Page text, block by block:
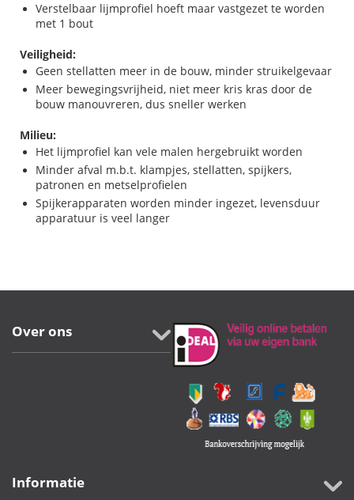
Verstelbaar lijmprofiel hoeft maar vastgezet te worden
met 1 bout
Veiligheid:
Geen stellatten meer in de bouw, minder struikelgevaar
Meer bewegingsvrijheid, niet meer kris kras door de
bouw manouvreren, dus sneller werken
Milieu:
Het lijmprofiel kan vele malen hergebruikt worden
Minder afval m.b.t. klampjes, stellatten, spijkers,
patronen en metselprofielen
Spijkerapparaten worden minder ingezet, levensduur
apparatuur is veel langer
Over ons
Informatie